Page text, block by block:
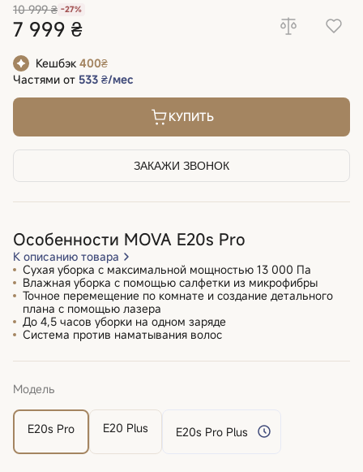
10 999 ₴ -27%
7 999 ₴
КУПИТЬ
ЗАКАЖИ ЗВОНОК
Кешбэк 400₴
Частями от 533 ₴/мес
Особенности MOVA E20s Pro
К описанию товара
Сухая уборка с максимальной мощностью 13 000 Па
Влажная уборка с помощью салфетки из микрофибры
Точное перемещение по комнате и создание детального
плана с помощью лазера
До 4,5 часов уборки на одном заряде
Система против наматывания волос
Модель
E20s Pro E20 Plus E20s Pro Plus